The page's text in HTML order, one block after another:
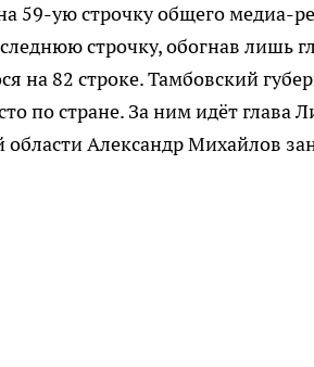
59-ую строчку общего медиа-
строчку, обогнав лишь
на 82 строке. Тамбовский
по стране. За ним идёт глава
области Александр Михайлов